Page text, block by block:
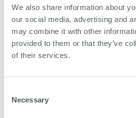
We also share information about
our social media, advertising and
may combine it with other
provided to them or that they’ve
of their services.
Selection
Necessary
Anuncios